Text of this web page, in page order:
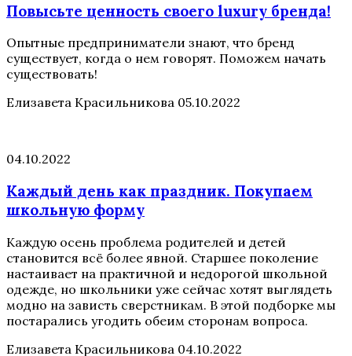
Повысьте ценность своего luxury бренда!
Опытные предприниматели знают, что бренд
существует, когда о нем говорят. Поможем начать
существовать!
Елизавета Красильникова 05.10.2022
04.10.2022
Каждый день как праздник. Покупаем
школьную форму
Каждую осень проблема родителей и детей
становится всё более явной. Старшее поколение
настаивает на практичной и недорогой школьной
одежде, но школьники уже сейчас хотят выглядеть
модно на зависть сверстникам. В этой подборке мы
постарались угодить обеим сторонам вопроса.
Елизавета Красильникова 04.10.2022